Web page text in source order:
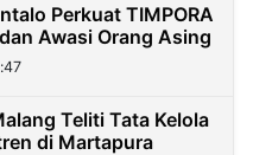
Perkuat TIMPORA
Awasi Orang Asing
Teliti Tata Kelola
di Martapura